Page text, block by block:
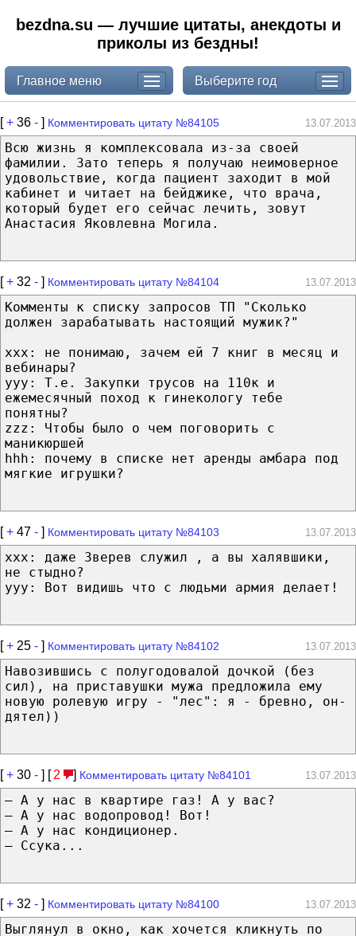
bezdna.su — лучшие цитаты, анекдоты и
приколы из бездны!
Главное меню Выберите год
[+ 36 - ] Комментировать цитату №84105 13.07.2013
Всю жизнь я комплексовала из-за своей
фамилии. Зато теперь я получаю неимоверное
удовольствие, когда пациент заходит в мой
кабинет и читает на бейджике, что врача,
который будет его сейчас лечить, зовут
Анастасия Яковлевна Могила.
[+ 32 - ] Комментировать цитату №84104 13.07.2013
Комменты к списку запросов ТП "Сколько
должен зарабатывать настоящий мужик?"
xxx: не понимаю, зачем ей 7 книг в месяц и
вебинары?
yyy: Т.е. Закупки трусов на 110к и
ежемесячный поход к гинекологу тебе
понятны?
zzz: Чтобы было о чем поговорить с
маникюршей
hhh: почему в списке нет аренды амбара под
мягкие игрушки?
[+ 47 - ] Комментировать цитату №84103 13.07.2013
xxx: даже Зверев служил , а вы халявшики,
не стыдно?
yyy: Вот видишь что с людьми армия делает!
[+ 25 - ] Комментировать цитату №84102 13.07.2013
Навозившись с полугодовалой дочкой (без
сил), на приставушки мужа предложила ему
новую ролевую игру - "лес": я - бревно, он-
дятел))
[+ 30 - ] [ 2 ] Комментировать цитату №84101 13.07.2013
– А у нас в квартире газ! А у вас?
– А у нас водопровод! Вот!
– А у нас кондиционер.
– Ссука...
[+ 32 - ] Комментировать цитату №84100 13.07.2013
Выглянул в окно, как хочется кликнуть по